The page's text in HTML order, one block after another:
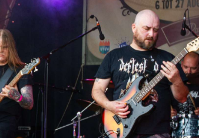
Iron Jinn doopt vers epos
Futurist en munt Reich and
Roll-stijl